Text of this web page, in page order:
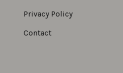
Privacy Policy
Contact